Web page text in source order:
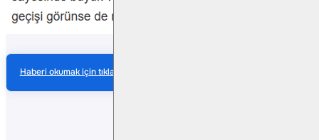
Haberi okumak için tıklayın